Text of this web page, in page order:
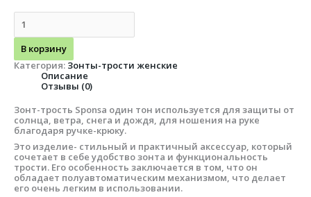
В корзину
Категория: Зонты-трости женские
Описание
Отзывы (0)
Зонт-трость Sponsa один тон используется для защиты от
солнца, ветра, снега и дождя, для ношения на руке
благодаря ручке-крюку.
Это изделие- стильный и практичный аксессуар, который
сочетает в себе удобство зонта и функциональность
трости. Его особенность заключается в том, что он
обладает полуавтоматическим механизмом, что делает
его очень легким в использовании.